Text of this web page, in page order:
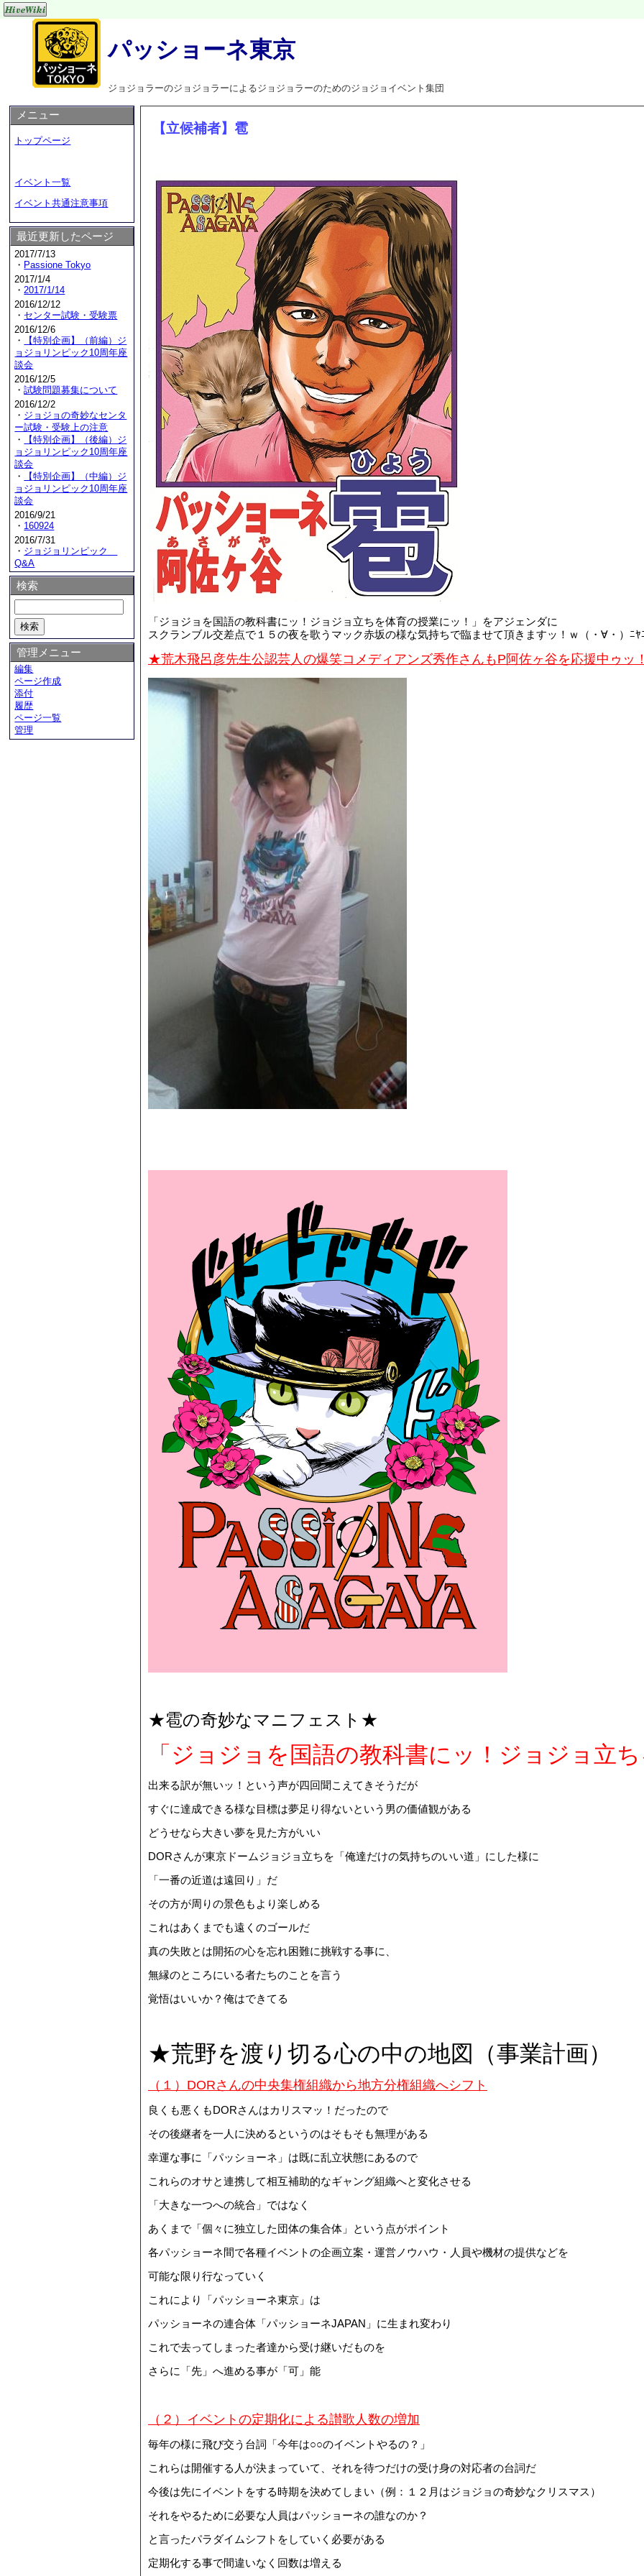
パッショーネ東京
ジョジョラーのジョジョラーによるジョジョラーのためのジョジョイベント集団
【立候補者】雹
「ジョジョを国語の教科書にッ！ジョジョ立ちを体育の授業にッ！」をアジェンダに
スクランブル交差点で１５の夜を歌うマック赤坂の様な気持ちで臨ませて頂きますッ！ｗ（・∀・）ﾆﾔ
★荒木飛呂彦先生公認芸人の爆笑コメディアンズ秀作さんもP阿佐ヶ谷を応援中ゥッ
★雹の奇妙なマニフェスト★
「ジョジョを国語の教科書にッ！ジョジョ立
出来る訳が無いッ！という声が四回聞こえてきそうだが
すぐに達成できる様な目標は夢足り得ないという男の価値観がある
どうせなら大きい夢を見た方がいい
DORさんが東京ドームジョジョ立ちを「俺達だけの気持ちのいい道」にした様に
「一番の近道は遠回り」だ
その方が周りの景色もより楽しめる
これはあくまでも遠くのゴールだ
真の失敗とは開拓の心を忘れ困難に挑戦する事に、
無縁のところにいる者たちのことを言う
覚悟はいいか？俺はできてる
★荒野を渡り切る心の中の地図（事業計画）
（１）DORさんの中央集権組織から地方分権組織へシフト
良くも悪くもDORさんはカリスマッ！だったので
その後継者を一人に決めるというのはそもそも無理がある
幸運な事に「パッショーネ」は既に乱立状態にあるので
これらのオサと連携して相互補助的なギャング組織へと変化させる
「大きな一つへの統合」ではなく
あくまで「個々に独立した団体の集合体」という点がポイント
各パッショーネ間で各種イベントの企画立案・運営ノウハウ・人員や機材の提供などを
可能な限り行なっていく
これにより「パッショーネ東京」は
パッショーネの連合体「パッショーネJAPAN」に生まれ変わり
これで去ってしまった者達から受け継いだものを
さらに「先」へ進める事が「可」能
（２）イベントの定期化による讃歌人数の増加
毎年の様に飛び交う台詞「今年は○○のイベントやるの？」
これらは開催する人が決まっていて、それを待つだけの受け身の対応者の台詞だ
今後は先にイベントをする時期を決めてしまい（例：１２月はジョジョの奇妙なクリスマス）
それをやるために必要な人員はパッショーネの誰なのか？
と言ったパラダイムシフトをしていく必要がある
定期化する事で間違いなく回数は増える
メニュー
トップページ
イベント一覧
イベント共通注意事項
最近更新したページ
2017/7/13
・ Passione Tokyo
2017/1/4
・2017/1/14
2016/12/12
・ センター試験・受験票
2016/12/6
・
【特別企画】（前編）ジ
ョジョリンピック10周年座
談会
2016/12/5
・試験問題募集について
2016/12/2
・ ジョジョの奇妙なセンタ
ー試験・受験上の注意
・
【特別企画】（後編）ジ
ョジョリンピック10周年座
談会
・
【特別企画】（中編）ジ
ョジョリンピック10周年座
談会
2016/9/21
・ 160924
2016/7/31
・ ジョジョリンピック
Q&A
検索
管理メニュー
編集
ページ作成
添付
履歴
ページ一覧
管理